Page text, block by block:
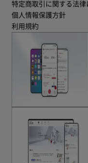
特定商取引に関する法律
個人情報保護方針
利用規約